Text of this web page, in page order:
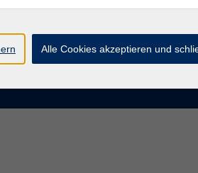
Alle Cookies akzeptieren und